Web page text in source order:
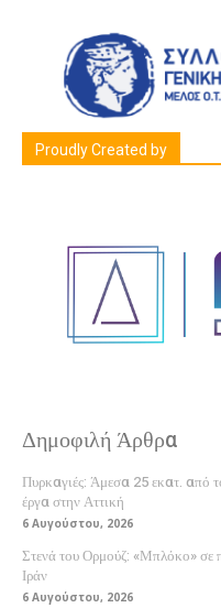
Proudly Created by
Δημοφιλή Άρθρα
Πυρκαγιές: Άμεσα 25 εκατ. από
έργα στην Αττική
6 Αυγούστου, 2026
Στενά του Ορμούζ: «Μπλόκο» σε
Ιράν
6 Αυγούστου, 2026